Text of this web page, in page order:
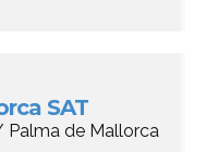
SAT
Palma de Mallorca